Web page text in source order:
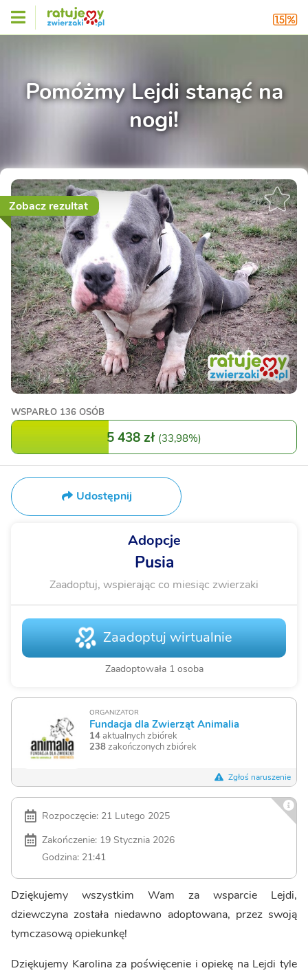
Pomóżmy Lejdi stanąć na
nogi!
Zobacz rezultat
WSPARŁO 136 OSÓB
5 438 zł (33,98%)
Udostępnij
Adopcje
Pusia
Zaadoptuj, wspierając co miesiąc zwierzaki
Zaadoptuj wirtualnie
Zaadoptowała 1 osoba
ORGANIZATOR
Fundacja dla Zwierząt Animalia
14aktualnych zbiórek
238zakończonych zbiórek
Zgłoś naruszenie
Rozpoczęcie: 21 Lutego 2025
Zakończenie: 19 Stycznia 2026
Godzina: 21:41
Dziękujemy wszystkim Wam za wsparcie Lejdi,
dziewczyna została niedawno adoptowana, przez swoją
tymczasową opiekunkę!
Dziękujemy Karolina za poświęcenie i opiekę na Lejdi tyle